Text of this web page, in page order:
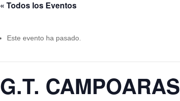
« Todos los Eventos
Este evento ha pasado.
G.T. CAMPOARAS